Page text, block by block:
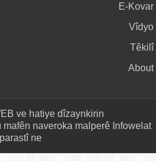
E-Kovar
Vîdyo
Têkilî
About
ve hatiye dîzaynkirin
naveroka malperê Infowelat
parastî ne